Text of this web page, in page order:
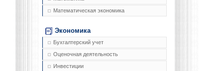
Математическая экономика
Экономика
Бухгалтерский учет
Оценочная деятельность
Инвестиции